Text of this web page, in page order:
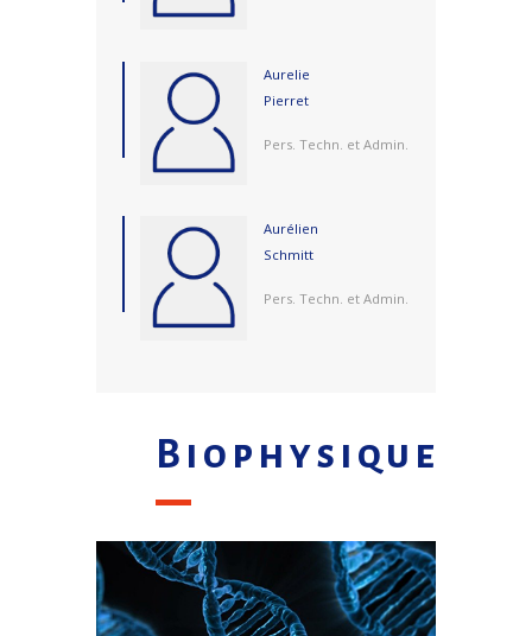
Aurelie
Pierret
Pers. Techn. et Admin.
Aurélien
Schmitt
Pers. Techn. et Admin.
Biophysique